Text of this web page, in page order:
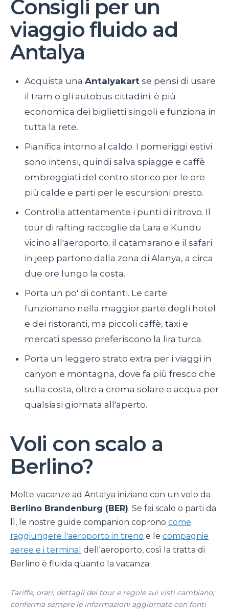
Consigli per un
viaggio fluido ad
Antalya
Acquista una Antalyakart se pensi di usare
il tram o gli autobus cittadini; è più
economica dei biglietti singoli e funziona in
tutta la rete.
Pianifica intorno al caldo. I pomeriggi estivi
sono intensi, quindi salva spiagge e caffè
ombreggiati del centro storico per le ore
più calde e parti per le escursioni presto.
Controlla attentamente i punti di ritrovo. Il
tour di rafting raccoglie da Lara e Kundu
vicino all'aeroporto; il catamarano e il safari
in jeep partono dalla zona di Alanya, a circa
due ore lungo la costa.
Porta un po' di contanti. Le carte
funzionano nella maggior parte degli hotel
e dei ristoranti, ma piccoli caffè, taxi e
mercati spesso preferiscono la lira turca.
Porta un leggero strato extra per i viaggi in
canyon e montagna, dove fa più fresco che
sulla costa, oltre a crema solare e acqua per
qualsiasi giornata all'aperto.
Voli con scalo a
Berlino?
Molte vacanze ad Antalya iniziano con un volo da
Berlino Brandenburg (BER). Se fai scalo o parti da
lì, le nostre guide companion coprono come
raggiungere l'aeroporto in treno e le compagnie
aeree e i terminal dell'aeroporto, così la tratta di
Berlino è fluida quanto la vacanza.
Tariffe, orari, dettagli dei tour e regole sui visti cambiano;
conferma sempre le informazioni aggiornate con fonti